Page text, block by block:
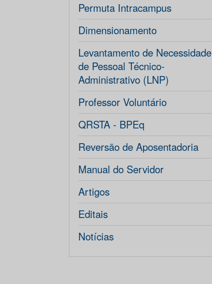
Permuta Intracampus
Dimensionamento
Levantamento de Necessidade
de Pessoal Técnico-
Administrativo (LNP)
Professor Voluntário
QRSTA - BPEq
Reversão de Aposentadoria
Manual do Servidor
Artigos
Editais
Notícias